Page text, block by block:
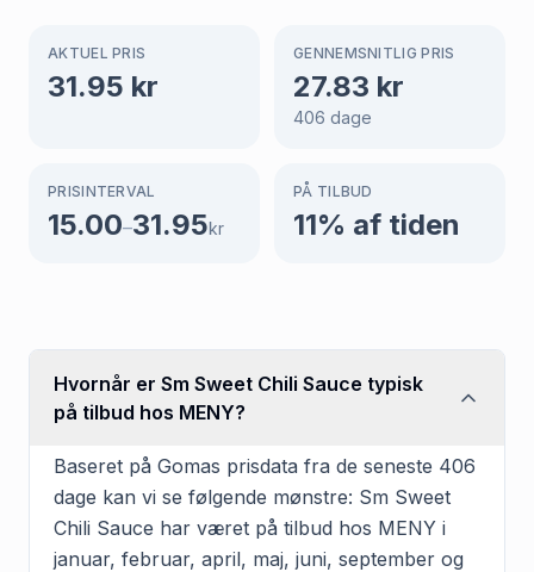
AKTUEL PRIS
31.95 kr
GENNEMSNITLIG PRIS
27.83 kr
406 dage
PRISINTERVAL
15.00–31.95kr
PÅ TILBUD
11% af tiden
Hvornår er Sm Sweet Chili Sauce typisk
på tilbud hos MENY?
Baseret på Gomas prisdata fra de seneste 406
dage kan vi se følgende mønstre: Sm Sweet
Chili Sauce har været på tilbud hos MENY i
januar, februar, april, maj, juni, september og